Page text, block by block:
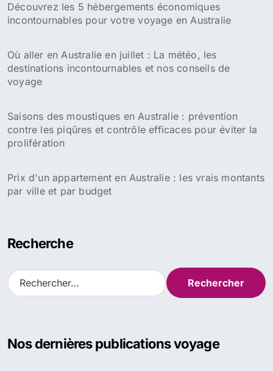
Découvrez les 5 hébergements économiques
incontournables pour votre voyage en Australie
Où aller en Australie en juillet : La météo, les
destinations incontournables et nos conseils de
voyage
Saisons des moustiques en Australie : prévention
contre les piqûres et contrôle efficaces pour éviter la
prolifération
Prix d'un appartement en Australie : les vrais montants
par ville et par budget
Recherche
R
e
rNos dernières publications voyage